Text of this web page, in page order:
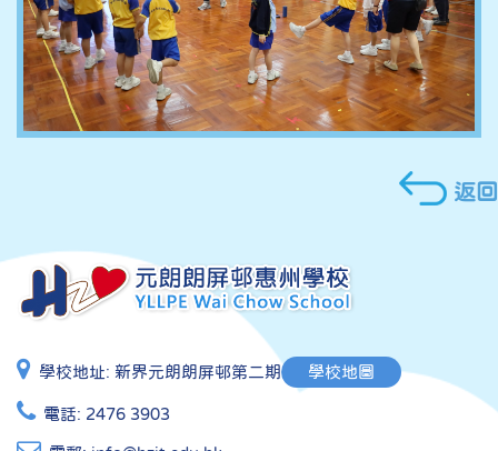
返回
學校地址: 新界元朗朗屏邨第二期 學校地圖
電話: 2476 3903